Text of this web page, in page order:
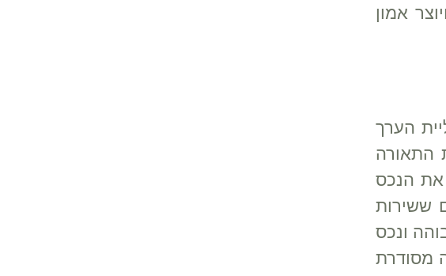
אמון
הערך
התאורה
את הנכס
ששירות
ונכס
מסודרת